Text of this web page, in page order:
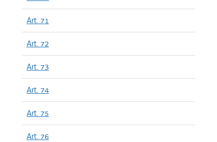
Art. 71
Art. 72
Art. 73
Art. 74
Art. 75
Art. 76